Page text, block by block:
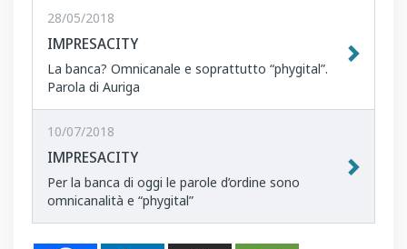
28/05/2018
IMPRESACITY
La banca? Omnicanale e soprattutto “phygital”.
Parola di Auriga
10/07/2018
IMPRESACITY
Per la banca di oggi le parole d’ordine sono
omnicanalità e “phygital”